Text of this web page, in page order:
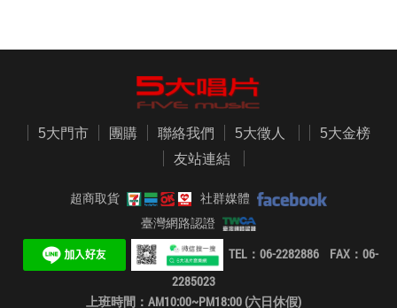
5大門市 團購 聯絡我們 5大徵人
5大金榜
友站連結
超商取貨
社群媒體
臺灣網路認證
TEL：06-2282886 FAX：06-
2285023
上班時間：AM10:00~PM18:00 (六日休假)